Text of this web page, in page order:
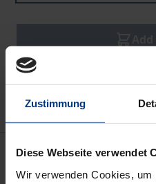
Zustimmung
Diese Webseite verwendet
Wir verwenden Cookies, um
Add to Wish List
Description